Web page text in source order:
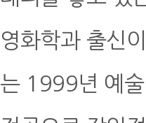
영화학과 출신
는 1999년 예